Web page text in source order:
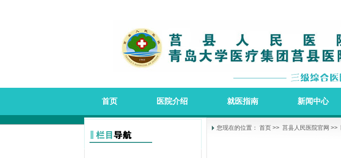
首页 医院介绍 就医指南 新闻中心
您现在的位置： 首页 >> 莒县人民医院官网 >>